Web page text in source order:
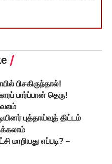
பிசகிருந்தால்!
பார்ப்பான் தெரு!
புத்தாய்வுத் திட்டம்
மாறியது எப்படி? –